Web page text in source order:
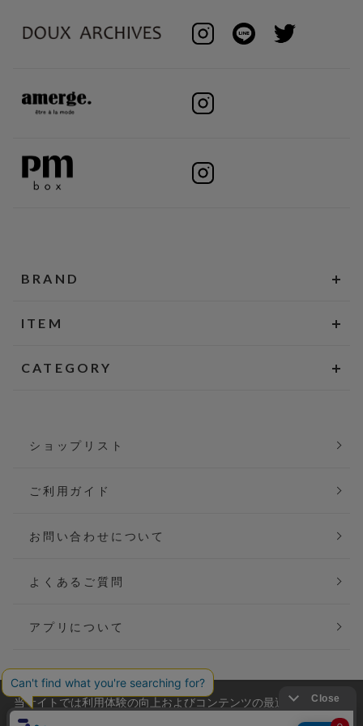
BRAND
ITEM
CATEGORY
ショップリスト
ご利用ガイド
お問い合わせについて
よくあるご質問
アプリについて
会社概要
当サイトでは利用体験の向上およびコンテンツの最適な提供、ト
ラフィックの分析を目的としてCookieを使用しています。